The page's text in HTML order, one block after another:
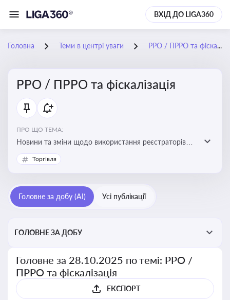
ВХІД ДО LIGA360
Головна Теми в центрі уваги РРО / ПРРО та фіскалізація
РРО / ПРРО та фіскалізація
ПРО ЩО ТЕМА:
Новини та зміни щодо використання реєстраторів
розрахункових операцій, аналіз законодавства про
РРО, позиції ДПС та судів щодо РРО
Торгівля
Головне за добу (AI) Усі публікації
ГОЛОВНЕ ЗА ДОБУ
Головне за 28.10.2025 по темі: РРО /
ПРРО та фіскалізація
ЕКСПОРТ